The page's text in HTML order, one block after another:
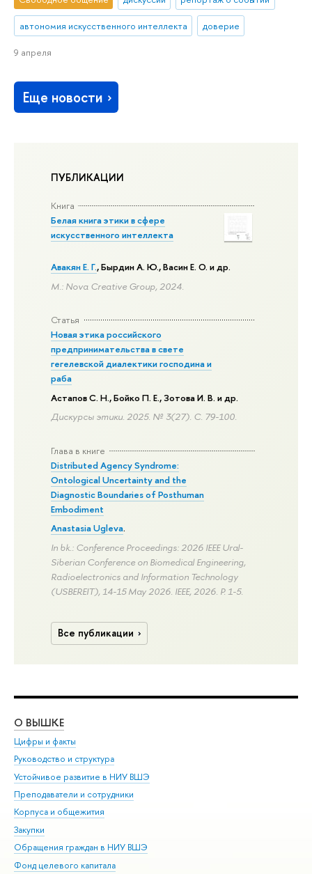
ПУБЛИКАЦИИ
Книга
Белая книга этики в сфере
искусственного интеллекта
Авакян Е. Г., Бырдин А. Ю., Васин Е. О. и др.
М.: Nova Creative Group, 2024.
Статья
Новая этика российского
предпринимательства в свете
гегелевской диалектики господина и
раба
Астапов С. Н., Бойко П. Е., Зотова И. В. и др.
Дискурсы этики. 2025. № 3(27). С. 79-100.
Глава в книге
Distributed Agency Syndrome:
Ontological Uncertainty and the
Diagnostic Boundaries of Posthuman
Embodiment
Anastasia Ugleva.
In bk.: Conference Proceedings: 2026 IEEE Ural-
Siberian Conference on Biomedical Engineering,
Radioelectronics and Information Technology
(USBEREIT), 14-15 May 2026. IEEE, 2026. P. 1-5.
Все публикации
автономия искусственного интеллекта доверие
9 апреля
Еще новости
О ВЫШКЕ
Цифры и факты
Руководство и структура
Устойчивое развитие в НИУ ВШЭ
Преподаватели и сотрудники
Корпуса и общежития
Закупки
Обращения граждан в НИУ ВШЭ
Фонд целевого капитала